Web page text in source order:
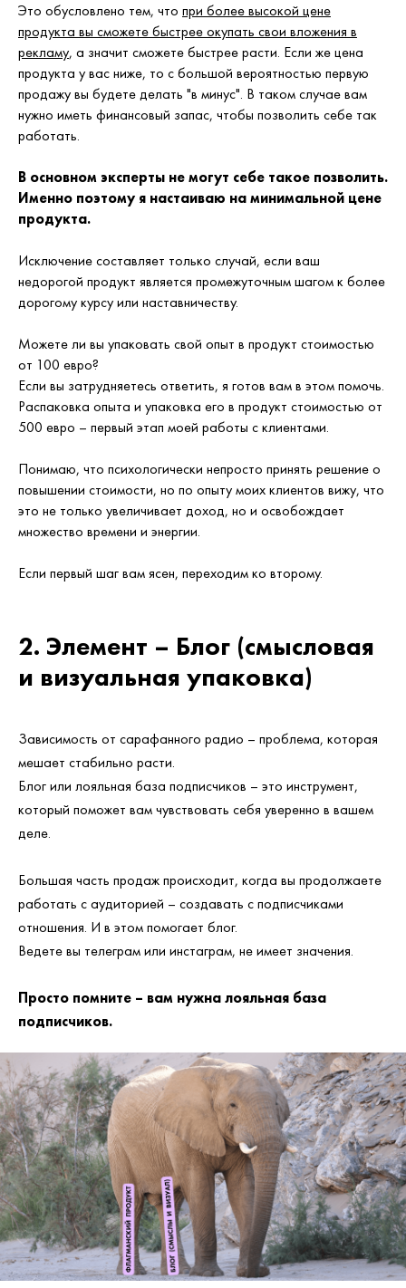
Это обусловлено тем, что при более высокой цене
продукта вы сможете быстрее окупать свои вложения в
рекламу, а значит сможете быстрее расти. Если же цена
продукта у вас ниже, то с большой вероятностью первую
продажу вы будете делать "в минус". В таком случае вам
нужно иметь финансовый запас, чтобы позволить себе так
работать.
В основном эксперты не могут себе такое позволить.
Именно поэтому я настаиваю на минимальной цене
продукта.
Исключение составляет только случай, если ваш
недорогой продукт является промежуточным шагом к более
дорогому курсу или наставничеству.
Можете ли вы упаковать свой опыт в продукт стоимостью
от 100 евро?
Если вы затрудняетесь ответить, я готов вам в этом помочь.
Распаковка опыта и упаковка его в продукт стоимостью от
500 евро – первый этап моей работы с клиентами.
Понимаю, что психологически непросто принять решение о
повышении стоимости, но по опыту моих клиентов вижу, что
это не только увеличивает доход, но и освобождает
множество времени и энергии.
Если первый шаг вам ясен, переходим ко второму.
2. Элемент – Блог (смысловая
и визуальная упаковка)
Зависимость от сарафанного радио – проблема, которая
мешает стабильно расти.
Блог или лояльная база подписчиков – это инструмент,
который поможет вам чувствовать себя уверенно в вашем
деле.
Большая часть продаж происходит, когда вы продолжаете
работать с аудиторией – создавать с подписчиками
отношения. И в этом помогает блог.
Ведете вы телеграм или инстаграм, не имеет значения.
Просто помните – вам нужна лояльная база
подписчиков.